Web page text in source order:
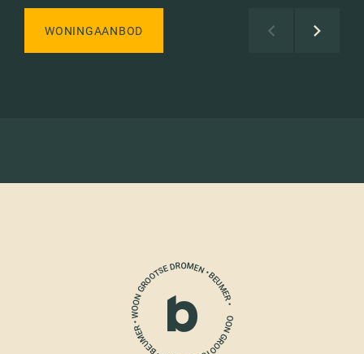
WONINGAANBOD